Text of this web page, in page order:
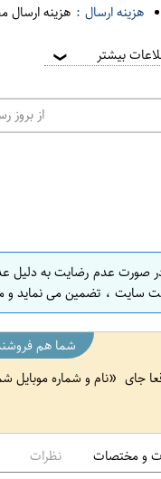
هزینه ارسال : هزینه ارسال
بیشتر ❯
از بروز
در صورت عدم رضایت به
سایت ، تضمین می نماید و
شما هم
جای
نام و شماره موبایل
و مختصات نظرات